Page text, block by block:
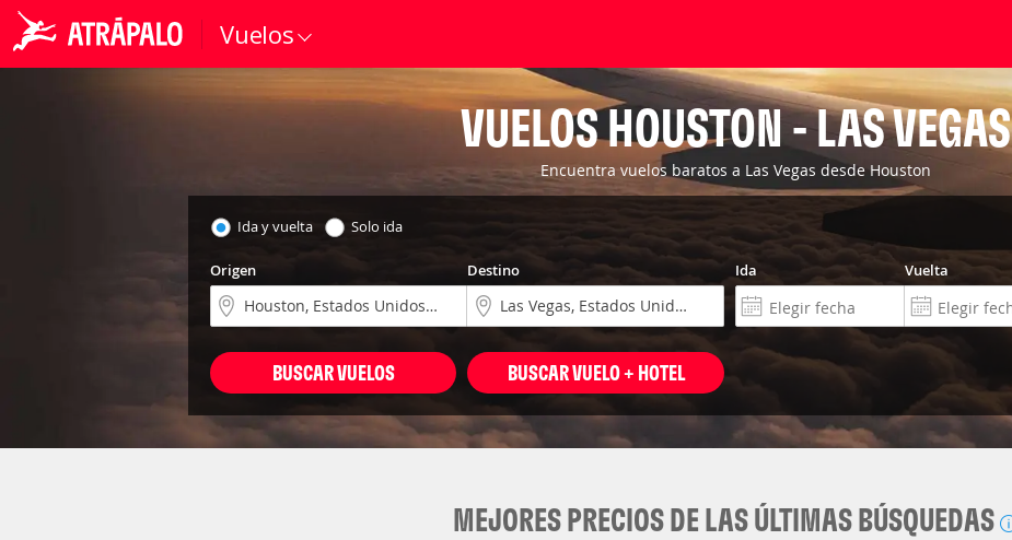
Vuelos
VUELOS HOUSTON - LAS VEGAS
Encuentra vuelos baratos a Las Vegas desde Houston
Ida y vuelta Solo ida
Origen Destino Ida Vuelta
BUSCAR VUELOS BUSCAR VUELO + HOTEL
MEJORES PRECIOS DE LAS ÚLTIMAS BÚSQUEDAS